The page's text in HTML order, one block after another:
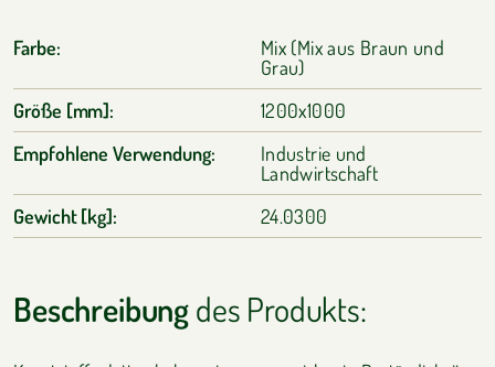
Farbe:
Mix (Mix aus Braun und
Grau)
Größe [mm]:
1200x1000
Empfohlene Verwendung:
Industrie und
Landwirtschaft
Gewicht [kg]:
24.0300
Beschreibungdes Produkts: